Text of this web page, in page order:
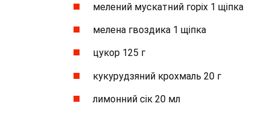
мелений мускатний горіх 1 щіпка
мелена гвоздика 1 щіпка
цукор 125 г
кукурудзяний крохмаль 20 г
лимонний сік 20 мл